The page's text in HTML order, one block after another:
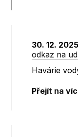
30. 12.
odkaz na
Havárie
Přejít na